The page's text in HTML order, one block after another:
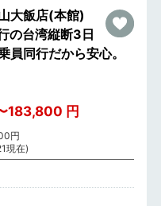
大飯店(本館)
の台湾縦断3日
同行だから安心。
183,800 円
円
現在)